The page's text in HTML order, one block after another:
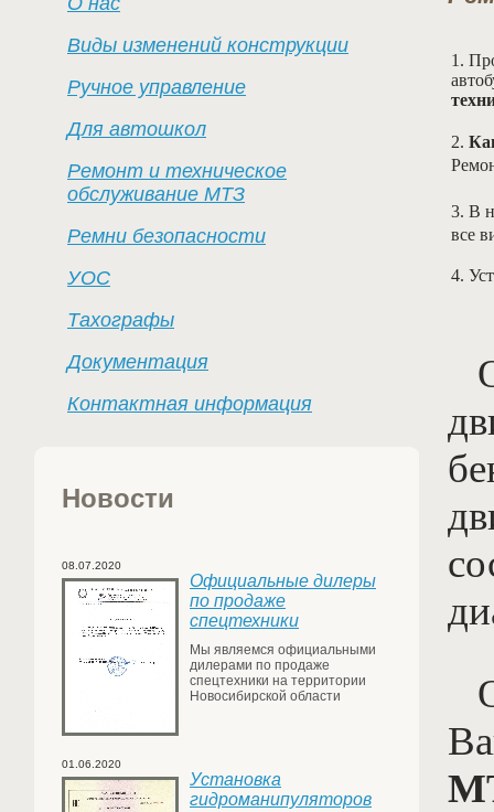
Виды изменений конструкции
Ручное управление
Для автошкол
Ремонт и техническое
обслуживание МТЗ
Ремни безопасности
УОС
Тахографы
Документация
Контактная информация
Новости
08.07.2020
Официальные дилеры
по продаже
спецтехники
Мы являемся официальными
дилерами по продаже
спецтехники на территории
Новосибирской области
01.06.2020
Установка
гидроманипуляторов
1.
2.
3. В
все
4.